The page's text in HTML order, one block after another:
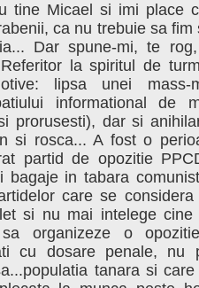
tine Micael si imi place
ca nu trebuie sa fim
Dar spune-mi, te
la spiritul de
lipsa unei mass-
informational de
prorusesti), dar si
si rosca... A fost o
partid de opozitie
in tabara
care se
si nu mai intelege
organizeze o
cu dosare penale, nu
tanara si